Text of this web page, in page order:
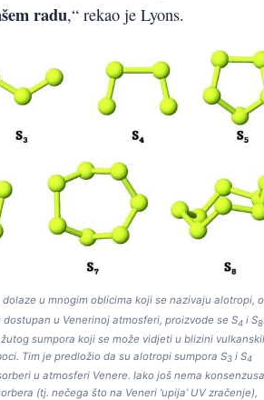
radu,“ rekao je Lyons.
u mnogim oblicima koji se nazivaju alotropi,
dostupan u Venerinoj atmosferi, proizvode se S4 i S8
sumpora koji se može vidjeti u blizini
Tim je predložio da su alotropi sumpora S3 i S4
u atmosferi Venere. Iako još nema
(tj. nečega što na Veneri ‘upija’ UV zračenje),